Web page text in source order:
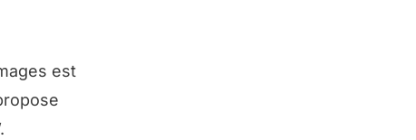
est